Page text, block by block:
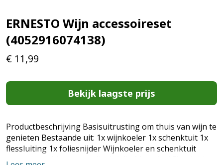
ERNESTO Wijn accessoireset
(4052916074138)
€ 11,99
Bekijk laagste prijs
Productbeschrijving Basisuitrusting om thuis van wijn te
genieten Bestaande uit: 1x wijnkoeler 1x schenktuit 1x
flessluiting 1x foliesnijder Wijnkoeler en schenktuit
vaatwasmachinebestendig 4-delig Materiaal Flessluiting: